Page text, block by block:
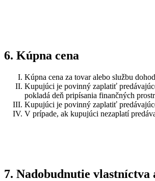
6. Kúpna cena
Kúpna cena za tovar alebo službu
Kupujúci je povinný zaplatiť
pokladá deň pripísania finančných
Kupujúci je povinný zaplatiť
V prípade, ak kupujúci nezaplatí
7. Nadobudnutie vlastníctva